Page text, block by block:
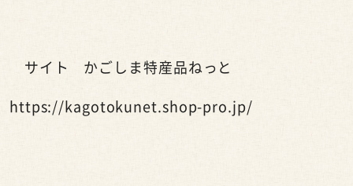
サイト かごしま特産品ねっと
https://kagotokunet.shop-pro.jp/